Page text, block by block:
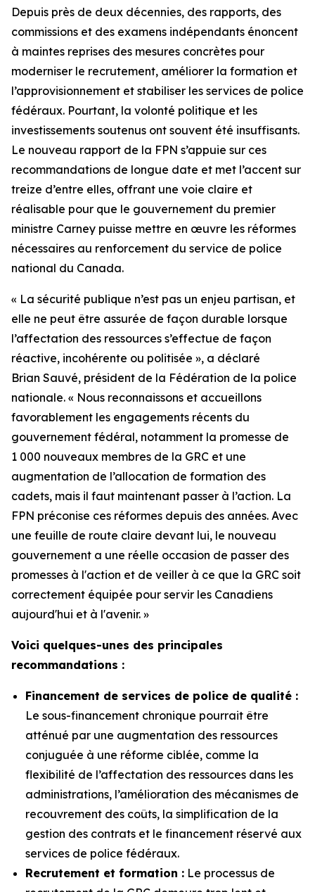
Depuis près de deux décennies, des rapports, des
commissions et des examens indépendants énoncent
à maintes reprises des mesures concrètes pour
moderniser le recrutement, améliorer la formation et
l’approvisionnement et stabiliser les services de police
fédéraux. Pourtant, la volonté politique et les
investissements soutenus ont souvent été insuffisants.
Le nouveau rapport de la FPN s’appuie sur ces
recommandations de longue date et met l’accent sur
treize d’entre elles, offrant une voie claire et
réalisable pour que le gouvernement du premier
ministre Carney puisse mettre en œuvre les réformes
nécessaires au renforcement du service de police
national du Canada.
« La sécurité publique n’est pas un enjeu partisan, et
elle ne peut être assurée de façon durable lorsque
l’affectation des ressources s’effectue de façon
réactive, incohérente ou politisée », a déclaré
Brian Sauvé, président de la Fédération de la police
nationale. « Nous reconnaissons et accueillons
favorablement les engagements récents du
gouvernement fédéral, notamment la promesse de
1 000 nouveaux membres de la GRC et une
augmentation de l’allocation de formation des
cadets, mais il faut maintenant passer à l’action. La
FPN préconise ces réformes depuis des années. Avec
une feuille de route claire devant lui, le nouveau
gouvernement a une réelle occasion de passer des
promesses à l'action et de veiller à ce que la GRC soit
correctement équipée pour servir les Canadiens
aujourd'hui et à l'avenir. »
Voici quelques-unes des principales
recommandations :
Financement de services de police de qualité :
Le sous-financement chronique pourrait être
atténué par une augmentation des ressources
conjuguée à une réforme ciblée, comme la
flexibilité de l’affectation des ressources dans les
administrations, l’amélioration des mécanismes de
recouvrement des coûts, la simplification de la
gestion des contrats et le financement réservé aux
services de police fédéraux.
Recrutement et formation : Le processus de